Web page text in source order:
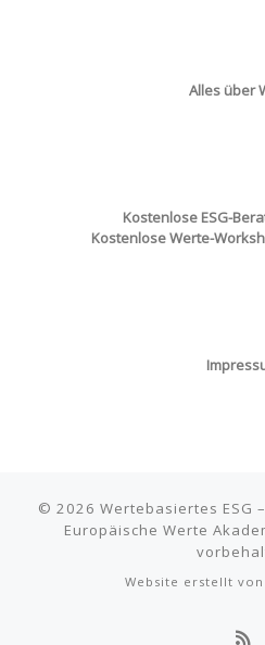
Alles über
Kostenlose ESG-
Kostenlose Werte-
© 2026 Wertebasiertes ESG –
Europäische Werte
Website erstellt von